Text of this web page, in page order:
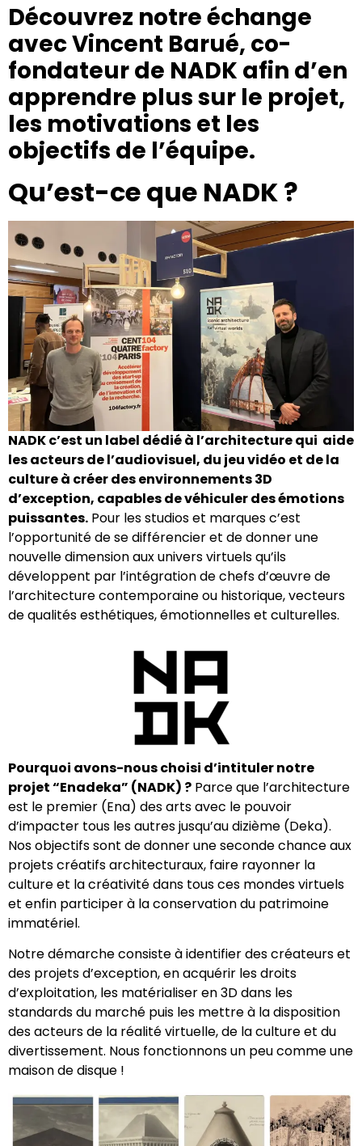
Découvrez notre échange
avec Vincent Barué, co-
fondateurde NADK afin d’en
apprendre plus sur le projet,
les motivations et les
objectifs de l’équipe.
Qu’est-ce que NADK ?
NADK c’est un label dédié à l’architecture qui aide
les acteurs de l’audiovisuel, du jeu vidéo et de la
culture à créer des environnements 3D
d’exception, capables de véhiculer des émotions
puissantes. Pour les studios et marques c’est
l’opportunité de se différencier et de donner une
nouvelle dimension aux univers virtuels qu’ils
développent par l’intégration de chefs d’œuvre de
l’architecture contemporaine ou historique, vecteurs
de qualités esthétiques, émotionnelles et culturelles.
Pourquoi avons-nous choisi d’intituler notre
projet “Enadeka” (NADK) ? Parce que l’architecture
est le premier (Ena) des arts avec le pouvoir
d’impacter tous les autres jusqu’au dizième (Deka).
Nos objectifs sont de donner une seconde chance aux
projets créatifs architecturaux, faire rayonner la
culture et la créativité dans tous ces mondes virtuels
et enfin participer à la conservation du patrimoine
immatériel.
Notre démarche consiste à identifier des créateurs et
des projets d’exception, en acquérir les droits
d’exploitation, les matérialiser en 3D dans les
standards du marché puis les mettre à la disposition
des acteurs de la réalité virtuelle, de la culture et du
divertissement. Nous fonctionnons un peu comme une
maison de disque !